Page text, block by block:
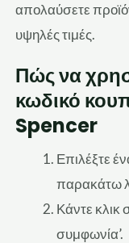
απολαύσετε
υψηλές τιμές.
Πώς να
κωδικό
Spencer
Επιλέξτε
παρακάτω
Κάντε κλικ
συμφωνία’.